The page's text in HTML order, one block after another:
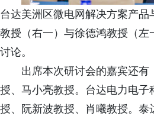
台达美洲区微电网解决方案产
教授（右一）与徐德鸿教授（
讨论。
出席本次研讨会的嘉宾还
授、马小亮教授。台达电力电
授、阮新波教授、肖曦教授。